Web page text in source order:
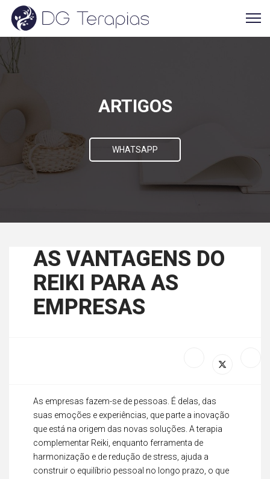
ARTIGOS
WHATSAPP
AS VANTAGENS DO
REIKI PARA AS
EMPRESAS
As empresas fazem-se de pessoas. É delas, das
suas emoções e experiências, que parte a inovação
que está na origem das novas soluções. A terapia
complementar Reiki, enquanto ferramenta de
harmonização e de redução de stress, ajuda a
construir o equilíbrio pessoal no longo prazo, o que